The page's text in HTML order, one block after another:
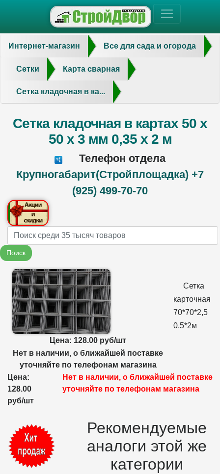
Интернет-магазин Все для сада и огорода
Сетки Карта сварная
Сетка кладочная в ка...
Сетка кладочная в картах 50 х
50 х 3 мм 0,35 х 2 м
Телефон отдела
Крупногабарит(Стройплощадка) +7
(925) 499-70-70
Name
Поиск
Цена: 128.00 руб/шт
Нет в наличии, о ближайшей поставке
уточняйте по телефонам магазина
Сетка
карточная
70*70*2,5
0,5*2м
Цена:
128.00
руб/шт
Нет в наличии, о ближайшей поставке
уточняйте по телефонам магазина
Рекомендуемые
аналоги этой же
категории